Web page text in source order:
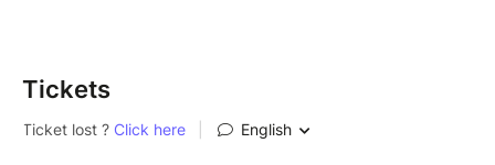
Elle fait des jam son terrain de jeu… et le vôtre ! Deux
(2020), poétique et raffiné, salué par la critique, puis
Tickets